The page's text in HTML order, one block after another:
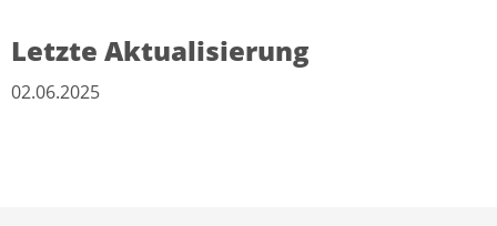
Letzte Aktualisierung
02.06.2025